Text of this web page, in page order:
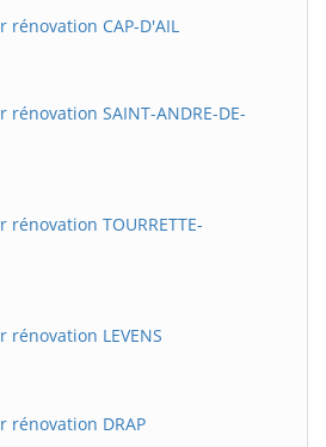
CAP-D'AIL
SAINT-ANDRE-DE-
TOURRETTE-
LEVENS
rénovation DRAP